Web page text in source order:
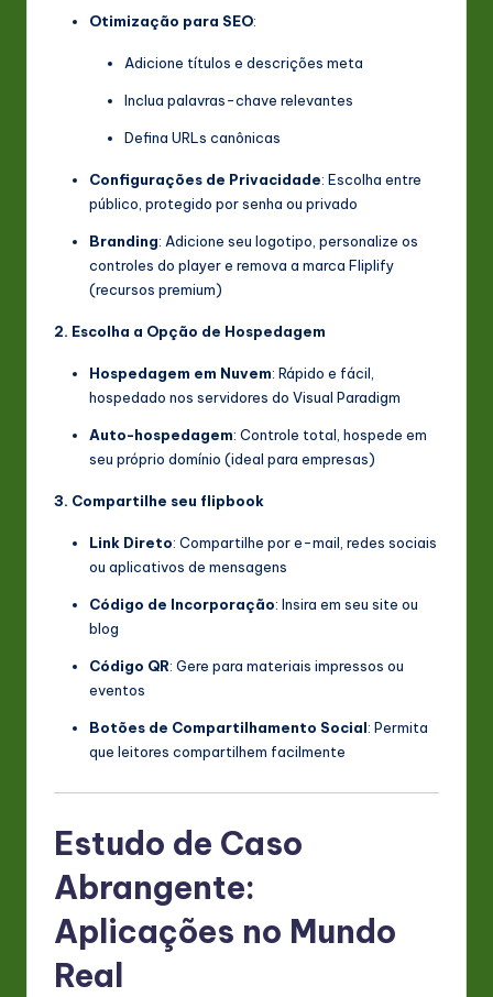
Otimização para SEO:
Adicione títulos e descrições meta
Inclua palavras-chave relevantes
Defina URLs canônicas
Configurações de Privacidade: Escolha entre
público, protegido por senha ou privado
Branding: Adicione seu logotipo, personalize os
controles do player e remova a marca Fliplify
(recursos premium)
2. Escolha a Opção de Hospedagem
Hospedagem em Nuvem: Rápido e fácil,
hospedado nos servidores do Visual Paradigm
Auto-hospedagem: Controle total, hospede em
seu próprio domínio (ideal para empresas)
3. Compartilhe seu flipbook
Link Direto: Compartilhe por e-mail, redes sociais
ou aplicativos de mensagens
Código de Incorporação: Insira em seu site ou
blog
Código QR: Gere para materiais impressos ou
eventos
Botões de Compartilhamento Social: Permita
que leitores compartilhem facilmente
Estudo de Caso
Abrangente:
Aplicações no Mundo
Real